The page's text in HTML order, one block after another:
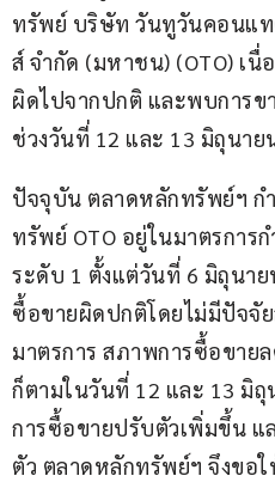
ทรัพย์ บริษัท วันทูวันคอนแ
ส์ จำกัด (มหาชน) (OTO)
ผิดไปจากปกติ และพบการข
ช่วงวันที่ 12 และ 13 มิถุนาย
ปัจจุบัน ตลาดหลักทรัพย์ฯ
ทรัพย์ OTO อยู่ในมาตรการ
ระดับ 1 ตั้งแต่วันที่ 6 มิถุนา
ซื้อขายผิดปกติโดยไม่มีปัจจั
มาตรการ สภาพการซื้อขาย
ก็ตามในวันที่ 12 และ 13 มิ
การซื้อขายปรับตัวเพิ่มขึ้น แ
ตัว ตลาดหลักทรัพย์ฯ จึงขอ